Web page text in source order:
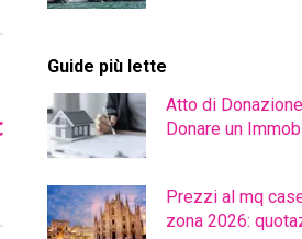
Guide più lette
Atto di
Donare un
Prezzi al mq
zona 2026: